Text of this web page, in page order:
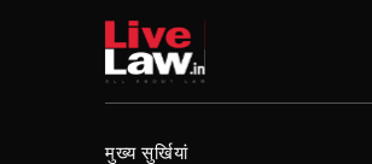
मुख्य सुर्खियां